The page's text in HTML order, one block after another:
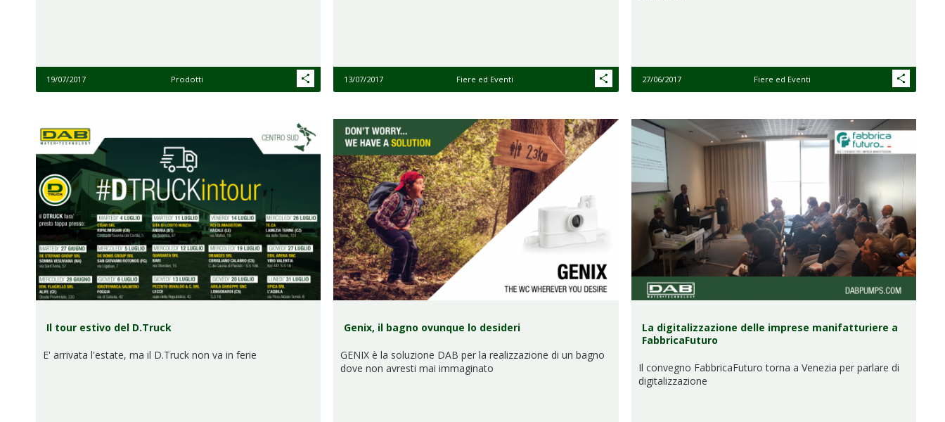
19/07/2017 Prodotti 13/07/2017 Fiere ed Eventi 27/06/2017 Fiere ed Eventi
Il tour estivo del D.Truck
E' arrivata l'estate, ma il D.Truck non va in ferie
Genix, il bagno ovunque lo desideri
GENIX è la soluzione DAB per la realizzazione di un bagno
dove non avresti mai immaginato
La digitalizzazione delle imprese manifatturiere a
FabbricaFuturo
Il convegno FabbricaFuturo torna a Venezia per parlare di
digitalizzazione